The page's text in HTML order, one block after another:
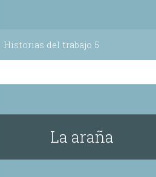
Historias del trabajo 5
La araña